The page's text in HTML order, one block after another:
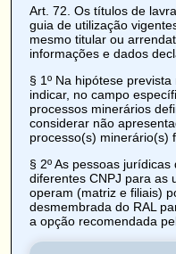
Art. 72 . Os títulos de
guia de utilização
mesmo titular ou
informações e dados
§ 1º Na hipótese
indicar, no campo
processos minerários
considerar não
processo(s) minerário(s)
§ 2º As pessoas
diferentes CNPJ para as
operam (matriz e filiais)
desmembrada do RAL
a opção recomendada